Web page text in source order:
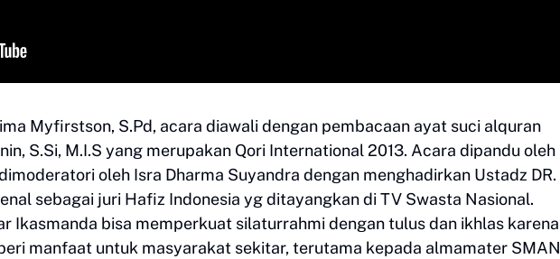
Myfirstson, S.Pd, acara diawali dengan pembacaan ayat suci alquran
S.Si, M.I.S yang merupakan Qori International 2013. Acara dipandu oleh
oleh Isra Dharma Suyandra dengan menghadirkan Ustadz DR.
sebagai juri Hafiz Indonesia yg ditayangkan di TV Swasta Nasional.
Ikasmanda bisa memperkuat silaturrahmi dengan tulus dan ikhlas karena
manfaat untuk masyarakat sekitar, terutama kepada almamater SMAN